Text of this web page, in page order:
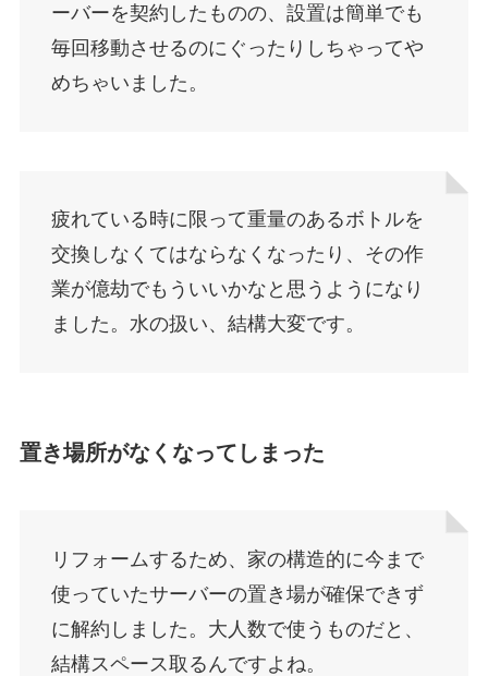
ーバーを契約したものの、設置は簡単でも
毎回移動させるのにぐったりしちゃってや
めちゃいました。
疲れている時に限って重量のあるボトルを
交換しなくてはならなくなったり、その作
業が億劫でもういいかなと思うようになり
ました。水の扱い、結構大変です。
置き場所がなくなってしまった
リフォームするため、家の構造的に今まで
使っていたサーバーの置き場が確保できず
に解約しました。大人数で使うものだと、
結構スペース取るんですよね。